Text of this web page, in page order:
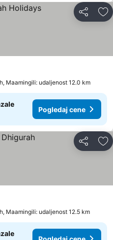
Deli
Maamingili: udaljenost 12.0 km
Pogledaj cene
Deli
Maamingili: udaljenost 12.5 km